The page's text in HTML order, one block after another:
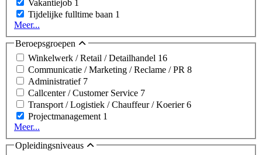
Vakantiejob 1
Tijdelijke fulltime baan 1
Meer...
Beroepsgroepen
Winkelwerk / Retail / Detailhandel 16
Communicatie / Marketing / Reclame / PR 8
Administratief 7
Callcenter / Customer Service 7
Transport / Logistiek / Chauffeur / Koerier6
Projectmanagement 1
Meer...
Opleidingsniveaus